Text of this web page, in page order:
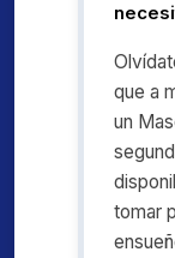
que a
un
tomar